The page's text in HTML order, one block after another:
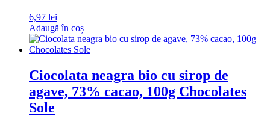
6,97 lei
Adaugă în coș
Ciocolata neagra bio cu sirop de
agave, 73% cacao, 100g Chocolates
Sole